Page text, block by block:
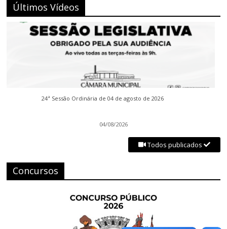
Últimos Vídeos
24ª Sessão Ordinária de 04 de agosto de 2026
04/08/2026
Todos publicados
Concursos